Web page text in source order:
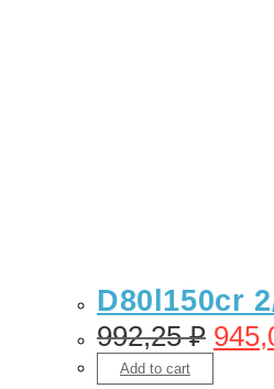
D80l150cr
992,25₽
Add to cart